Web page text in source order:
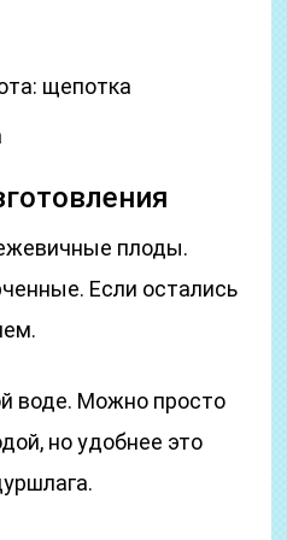
щепотка
плоды.
Если остались
воде. Можно просто
но удобнее это